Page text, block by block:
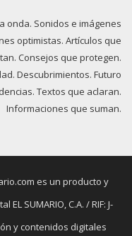
onda. Sonidos e imágenes
optimistas. Artículos que
Consejos que protegen.
Descubrimientos. Futuro
Textos que aclaran.
Informaciones que suman.
es un producto y
SUMARIO, C.A. / RIF: J-
y contenidos digitales